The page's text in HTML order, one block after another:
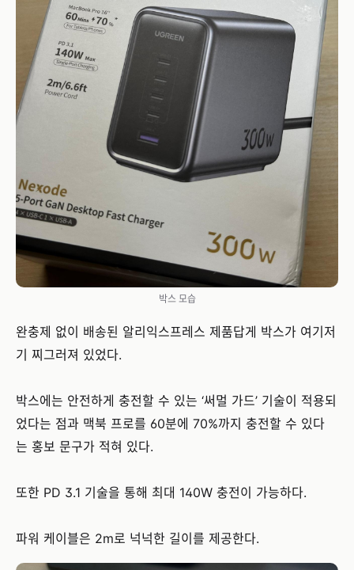
박스 모습
완충제 없이 배송된 알리익스프레스 제품답게 박스가 여기저
기 찌그러져 있었다.
박스에는 안전하게 충전할 수 있는 ‘써멀 가드’ 기술이 적용되
었다는 점과 맥북 프로를 60분에 70%까지 충전할 수 있다
는 홍보 문구가 적혀 있다.
또한 PD 3.1 기술을 통해 최대 140W 충전이 가능하다.
파워 케이블은 2m로 넉넉한 길이를 제공한다.